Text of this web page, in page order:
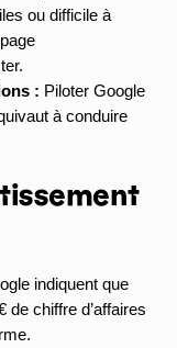
ou difficile à
: Piloter Google
à conduire
indiquent que
de chiffre d’affaires